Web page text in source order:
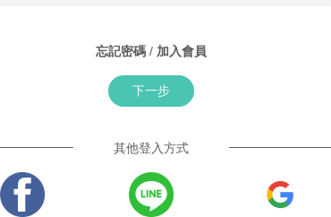
忘記密碼 / 加入會員
下一步
其他登入方式